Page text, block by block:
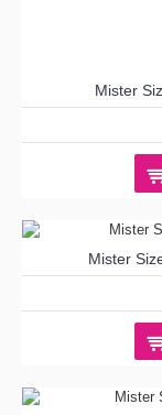
Mister
Mister